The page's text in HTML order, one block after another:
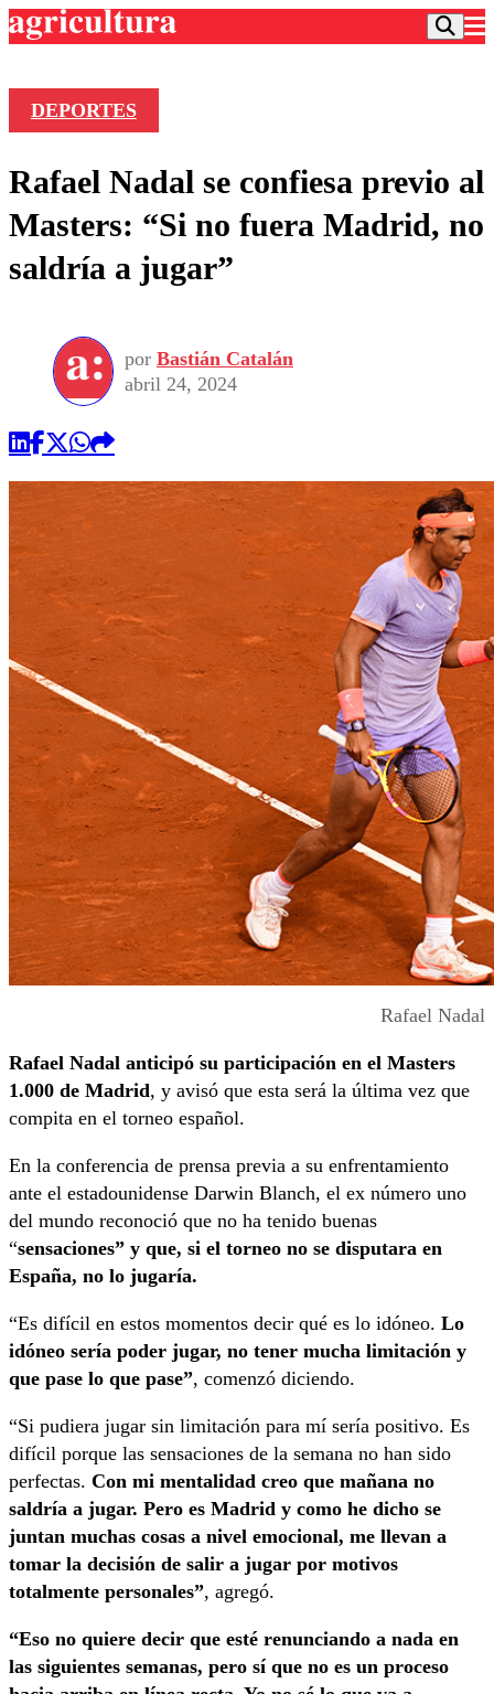
Frecuencias
Agricultura TV
Deportes
Colo Colo
Seleccion Chilena
Torneo Internacional
Universidad de Chile
Entretención
Economía
Internacional
Sustentabilidad
Publicaciones en medios
Opinión
DEPORTES
Rafael Nadal se confiesa previo al
Masters: “Si no fuera Madrid, no
saldría a jugar”
por Bastián Catalán
abril 24, 2024
Rafael Nadal
Rafael Nadal anticipó su participación en el Masters
1.000 de Madrid, y avisó que esta será la última vez que
compita en el torneo español.
En la conferencia de prensa previa a su enfrentamiento
ante el estadounidense Darwin Blanch, el ex número uno
del mundo reconoció que no ha tenido buenas
“sensaciones” y que, si el torneo no se disputara en
España, no lo jugaría.
“Es difícil en estos momentos decir qué es lo idóneo. Lo
idóneo sería poder jugar, no tener mucha limitación y
que pase lo que pase”, comenzó diciendo.
“Si pudiera jugar sin limitación para mí sería positivo. Es
difícil porque las sensaciones de la semana no han sido
perfectas. Con mi mentalidad creo que mañana no
saldría a jugar. Pero es Madrid y como he dicho se
juntan muchas cosas a nivel emocional, me llevan a
tomar la decisión de salir a jugar por motivos
totalmente personales”, agregó.
“Eso no quiere decir que esté renunciando a nada en
las siguientes semanas, pero sí que no es un proceso